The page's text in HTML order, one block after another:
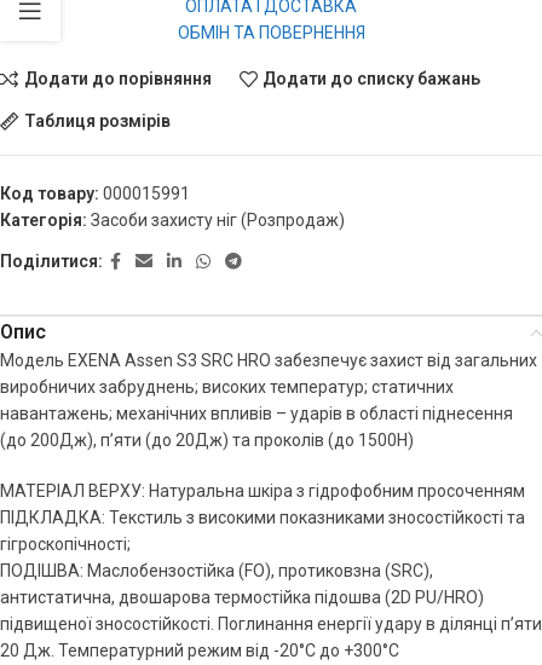
ОПЛАТА І ДОСТАВКА
ОБМІН ТА ПОВЕРНЕННЯ
Додати до порівняння Додати до списку бажань
Таблиця розмірів
Код товару: 000015991
Категорія: Засоби захисту ніг (Розпродаж)
Поділитися:
Опис
Модель EXENA Assen S3 SRC HRO забезпечує захист від загальних
виробничих забруднень; високих температур; статичних
навантажень; механічних впливів – ударів в області піднесення
(до 200Дж), п’яти (до 20Дж) та проколів (до 1500H)
МАТЕРІАЛ ВЕРХУ: Натуральна шкіра з гідрофобним просоченням
ПІДКЛАДКА: Текстиль з високими показниками зносостійкості та
гігроскопічності;
ПОДІШВА: Маслобензостійка (FO), протиковзна (SRС),
антистатична, двошарова термостійка підошва (2D PU/HRO)
підвищеної зносостійкості. Поглинання енергії удару в ділянці п’яти
20 Дж. Температурний режим від -20°С до +300°С